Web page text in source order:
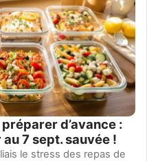
d’avance :
7 sept. sauvée !
le stress des repas de